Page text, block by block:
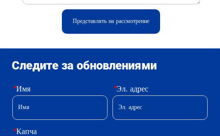
Представлять на рассмотрение
Следите за обновлениями
*Имя *Эл. адрес
*Капча